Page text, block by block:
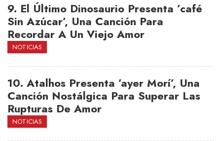
9. El Último Dinosaurio Presenta ’café
Sin Azúcar’, Una Canción Para
Recordar A Un Viejo Amor
NOTICIAS
10. Atalhos Presenta ’ayer Morí’, Una
Canción Nostálgica Para Superar Las
Rupturas De Amor
NOTICIAS